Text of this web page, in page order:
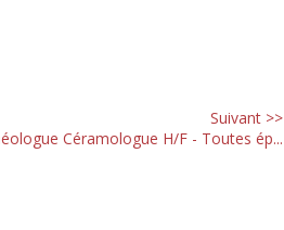
Suivant >>
Céramologue H/F - Toutes ép...